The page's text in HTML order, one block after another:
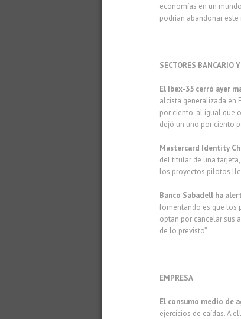
economías en un
podrían abandonar
SECTORES BANCARIO
El Ibex-35 cerró ayer
alcista generalizada en
por ciento, al igual que
dejó un uno por ciento
Mastercard Identity
del titular de una tarjeta,
los proyectos pilotos
Banco Sabadell ha
fomentando es que los
optan por cancelar sus
de lo previsto”
EMPRESA
El consumo medio de
ejercicios de caídas. A